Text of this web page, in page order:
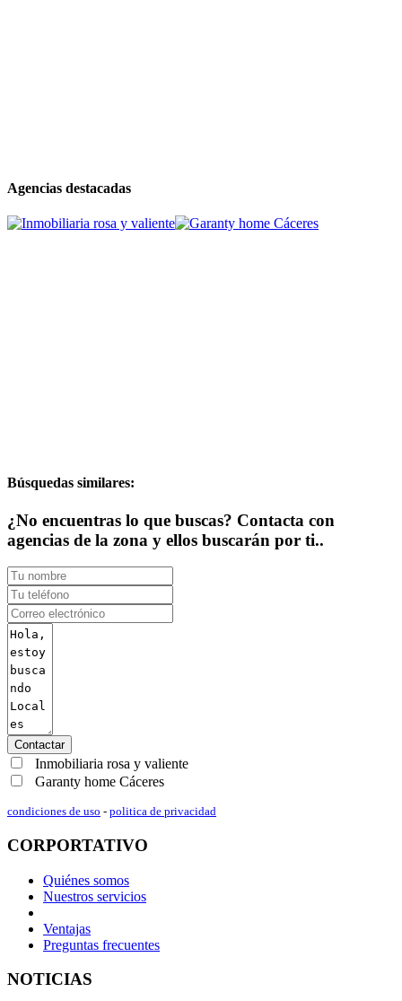
Agencias destacadas
Búsquedas similares:
¿No encuentras lo que buscas? Contacta con
agencias de la zona y ellos buscarán por ti..
Contactar
Inmobiliaria rosa y valiente
Garanty home Cáceres
condiciones de uso - politica de privacidad
CORPORTATIVO
Quiénes somos
Nuestros servicios
Ventajas
Preguntas frecuentes
NOTICIAS